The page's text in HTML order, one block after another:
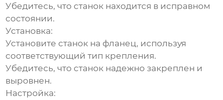
Убедитесь, что станок находится в исправном
состоянии.
Установка:
Установите станок на фланец, используя
соответствующий тип крепления.
Убедитесь, что станок надежно закреплен и
выровнен.
Настройка: